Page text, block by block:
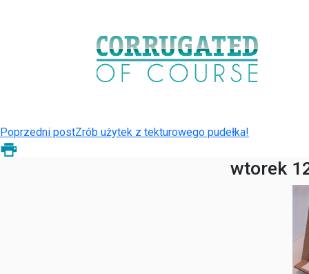
Poprzedni postZrób użytek z tekturowego pudełka!
wtorek